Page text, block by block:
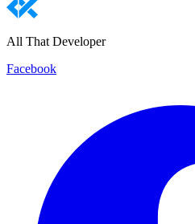
All That Developer
Facebook